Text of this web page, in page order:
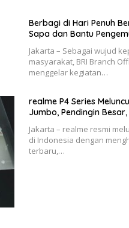
Berbagi di Hari Penuh
Sapa dan Bantu
Jakarta – Sebagai wujud
masyarakat, BRI Branch
menggelar kegiatan…
realme P4 Series
Jumbo, Pendingin
Jakarta – realme resmi
di Indonesia dengan
terbaru,…